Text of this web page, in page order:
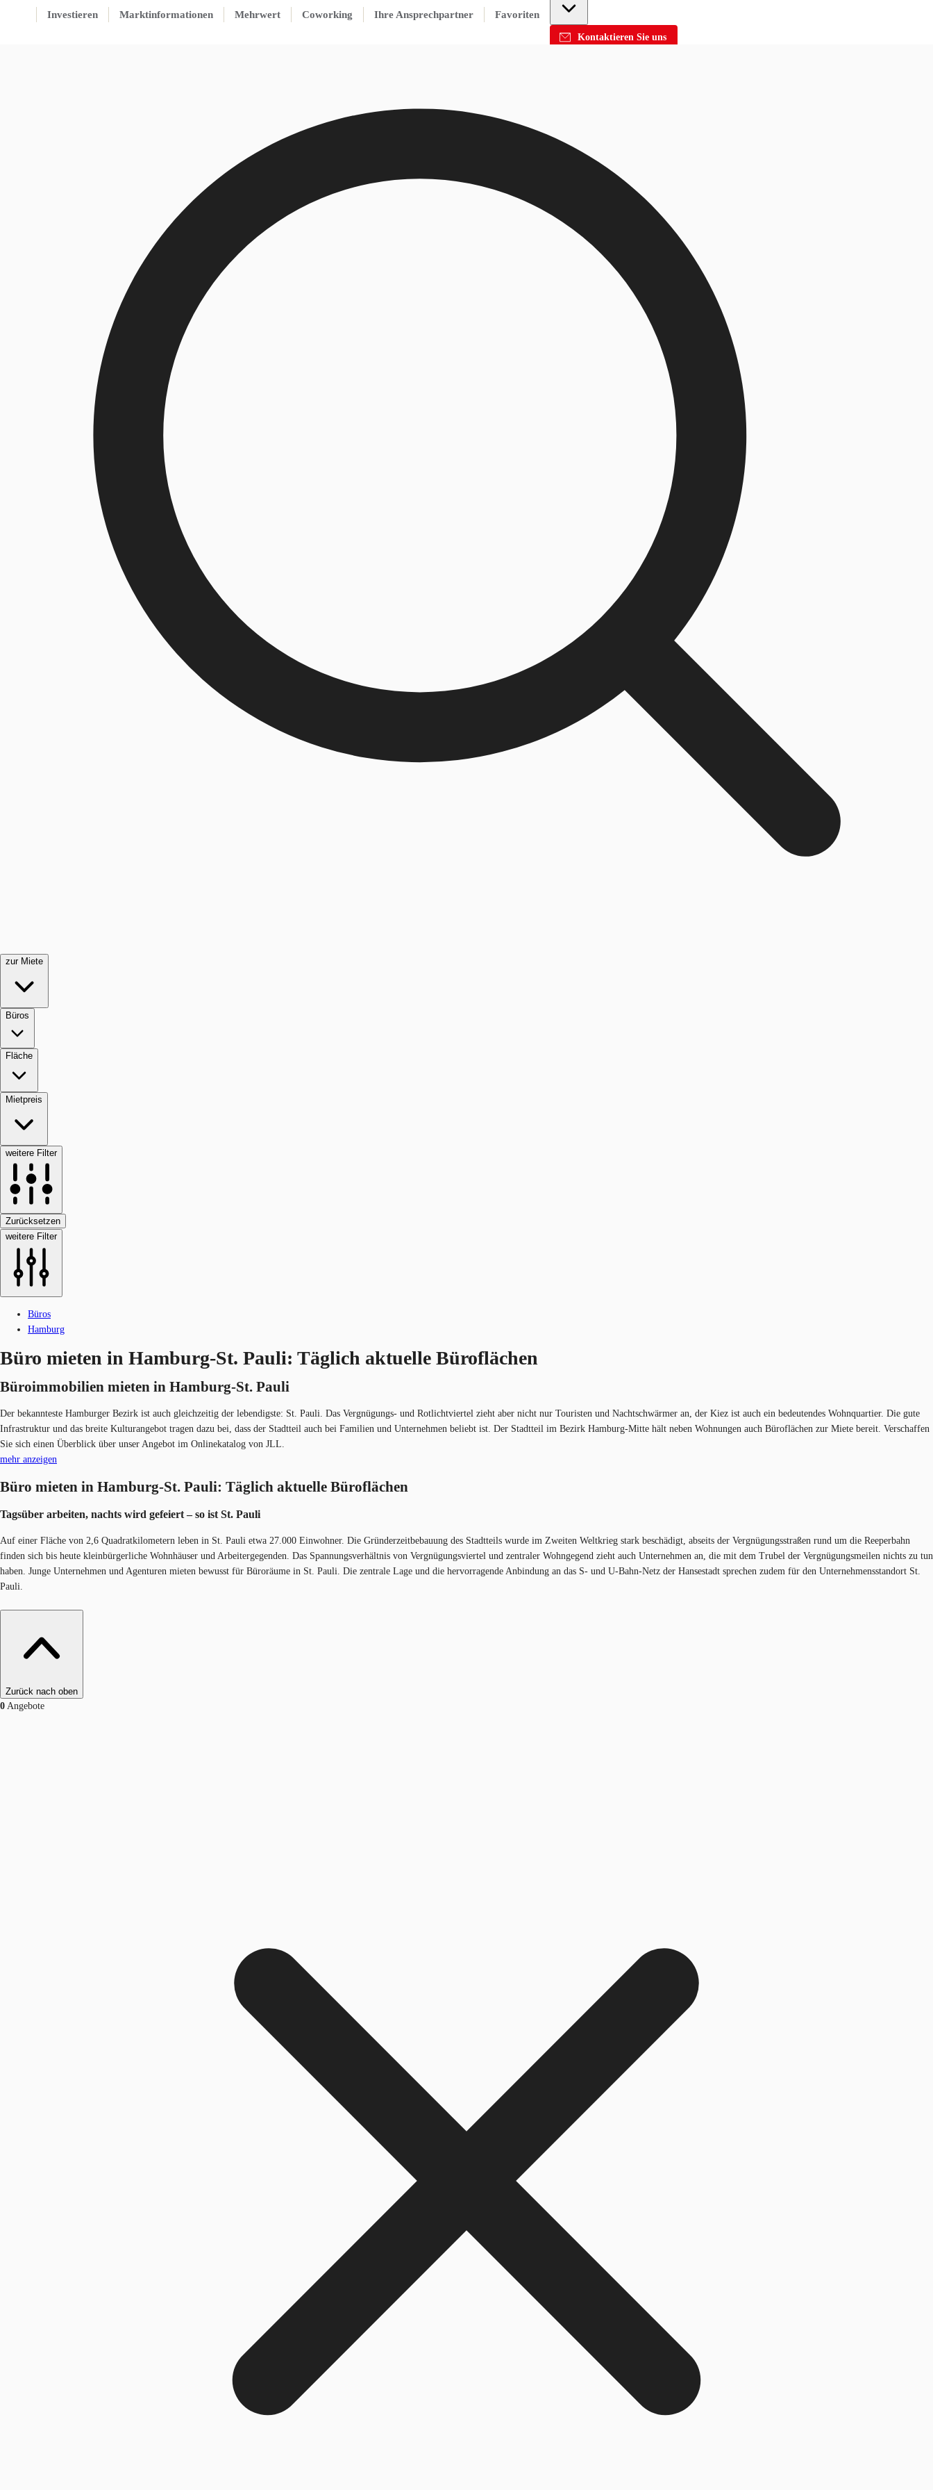
Investieren Marktinformationen Mehrwert Coworking Ihre Ansprechpartner Favoriten
Kontaktieren Sie uns
zur Miete
Büros
Fläche
Mietpreis
weitere Filter
Zurücksetzen
weitere Filter
Büros
Hamburg
Büro mieten in Hamburg-St. Pauli: Täglich aktuelle Büroflächen
Büroimmobilien mieten in Hamburg-St. Pau​li
Der bekannteste Hamburger Bezirk ist auch gleichzeitig der lebendigste: St. Pauli. Das Vergnügungs- und Rotlichtviertel zieht aber nicht nur Touristen und Nachtschwärmer an, der Kiez ist auch ein bedeutendes Wohnquartier. Die gute
Infrastruktur und das breite Kulturangebot tragen dazu bei, dass der Stadtteil auch bei Familien und Unternehmen beliebt ist. Der Stadtteil im Bezirk Hamburg-Mitte hält neben Wohnungen auch Büroflächen zur Miete bereit. Verschaffen
Sie sich einen Überblick über unser Angebot im Onlinekatalog von JLL.
mehr anzeigen
Büro mieten in Hamburg-St. Pauli: Täglich aktuelle Büroflächen
Tagsüber arbeiten, nachts wird gefeiert – so ist St. P​auli
Auf einer Fläche von 2,6 Quadratkilometern leben in St. Pauli etwa 27.000 Einwohner. Die Gründerzeitbebauung des Stadtteils wurde im Zweiten Weltkrieg stark beschädigt, abseits der Vergnügungsstraßen rund um die Reeperbahn
finden sich bis heute kleinbürgerliche Wohnhäuser und Arbeitergegenden. Das Spannungsverhältnis von Vergnügungsviertel und zentraler Wohngegend zieht auch Unternehmen an, die mit dem Trubel der Vergnügungsmeilen nichts zu tun
haben. Junge Unternehmen und Agenturen mieten bewusst für Büroräume in St. Pauli. Die zentrale Lage und die hervorragende Anbindung an das S- und U-Bahn-Netz der Hansestadt sprechen zudem für den Unternehmensstandort St.
Pauli.​
Zurück nach oben
0 Angebote